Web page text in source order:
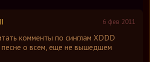
6 фев 2011
комменты по синглам XDDD
о всем, еще не вышедшем